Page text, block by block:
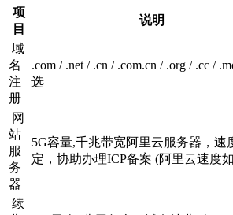
项
目
说明
域
名
注
册
.com / .net / .cn / .com.cn / .org / .cc /
选
网
站
服
务
器
5G容量,千兆带宽阿里云服务器，速
定，协助办理ICP备案 (阿里云速度
续